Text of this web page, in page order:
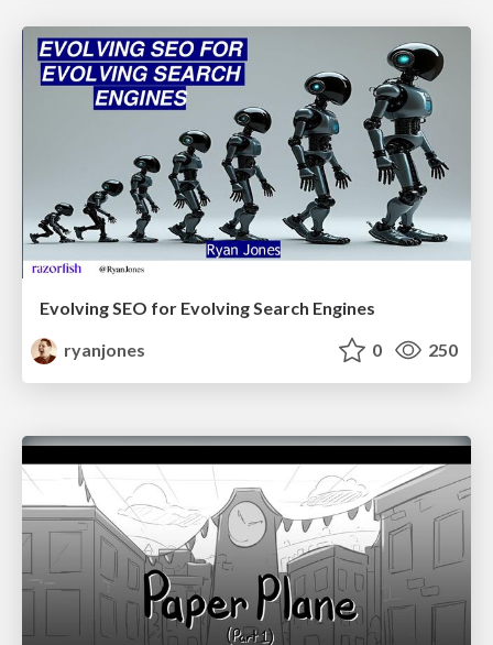
Evolving SEO for Evolving Search Engines
ryanjones
0 250